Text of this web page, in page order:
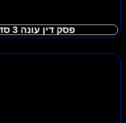
פסק דין עונה 3 סדרה טורקית